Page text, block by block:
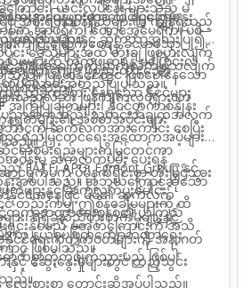
ည်းအဝေးများတွင် တင်ပြဆွေးနွေး
ျက်ရှိပါသည်။
င့် အစိုးရတာဝန်ရှိသူများက ကျန်ရှိသည့်
းကို ပြီးမြောက်စေရန် ခိုင်မာသော
င့်ဆုံးဖြတ်ချက်ကို ဆက်လက်ပြသလျက်
ဖြစ်ပါသည်။
ြောင်း၊ ယင်းလုပ်ငန်းများသည် မဲ
မက အာဖရိက၊ တောင်အမေရိက၊ ပစိ
င်း ဒေသများအထိ တိုးချဲ့ဖြစ်ပွားလျက်
ါသည်။ မြန်မာနိုင်ငံတွင် ဖြစ်ပေါ်နေသော
းသည်လည်း ဖြန့်ကျက်လှုပ်ရှားလာ
ရက်များ၏ အစိတ်အပိုင်းများ
ါသည်။
ျားပြန့်ပွားမှုအပေါ် ငွေကြေး
မ်လည်မှုများနှင့် ဆိုက်ဘာအသုံးပြု၍
မှုများကို တိုက်ဖျက်ရန် မပြောင်းလဲ
လောင်းအတည်ပြုပါသည်။
အကြံပြုချက်များ၊ နိုင်ငံတကာစံနှုန်း
ဘောင်ကို ဆက်လက်အားကောင်း စေပြီး
ရာစွမ်းရည်များကိုမြှင့်တင်ကာ
ောင်ရွက်မှုကိုပိုမိုနက်ရှိုင်းစွာ တိုးမြှင့်သွား
မာနိုင်ငံအနေဖြင့် မိမိ၏ ဆက်လက်
ျား၊ ရရှိခဲ့သည့်တိုးတက်မှုများနှင့်
င်ငံရေးကတိကဝတ်များကိုအနာဂတ်
နှင့် ဆွေးနွေးမှုများတွင် ထည့်သွင်း
လေးစားစွာ တောင်းဆိုအပ်ပါသည်။
ဖြတ်ကျော် ဖွဲ့စည်းထားသော
ာင့် ထိခိုက်ခံစားနေရသော နိုင်ငံများ
ပညာအကူအညီ၊ သတင်းအချက်အလက်
ာင်ရည်မြှင့်တင်ရေးအထောက်အပံ့များ
န်းမှ ဆက်လက်ပံ့ပိုး ပေးရန်
းအပ်ပါသည်။ အဘယ်ကြောင့်ဆိုသော်
ငံတည်းကမျှ ဤစိန်ခေါ်မှုများကို ထိ
ရှင်းနိုင်မည် မဟုတ်ကြောင်းကိုအသိ
ာင့် ဖြစ်ပါသည်။
သည်FATF၊APG၊Egmont Groupနှင့်
က်များနှင့်ဆက်လက်ပူးပေါင်း
တကာဘဏ္ဍာရေးစနစ်၏ ယုံကြည်
ကာ နယ်စပ်ဖြတ်ကျော်ဘဏ္ဍာရေး
ာက်စွာတိုက်ဖျက်သွားမည် ဖြစ်ပါ
သည်။